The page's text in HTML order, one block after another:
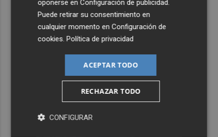
oponerse enConfiguración de publicidad.
Puede retirar su consentimiento en
cualquier momento enConfiguración de
cookies.Política de privacidad
ACEPTAR TODO
RECHAZAR TODO
CONFIGURAR